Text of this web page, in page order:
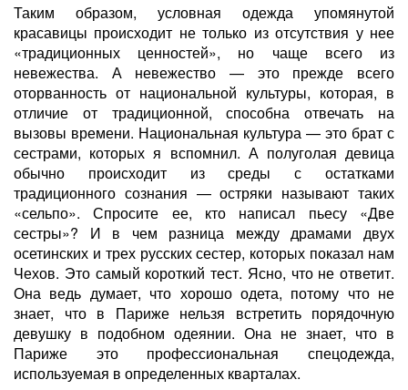
Таким образом, условная одежда упомянутой
красавицы происходит не только из отсутствия у нее
«традиционных ценностей», но чаще всего из
невежества. А невежество — это прежде всего
оторванность от национальной культуры, которая, в
отличие от традиционной, способна отвечать на
вызовы времени. Национальная культура — это брат с
сестрами, которых я вспомнил. А полуголая девица
обычно происходит из среды с остатками
традиционного сознания — остряки называют таких
«сельпо». Спросите ее, кто написал пьесу «Две
сестры»? И в чем разница между драмами двух
осетинских и трех русских сестер, которых показал нам
Чехов. Это самый короткий тест. Ясно, что не ответит.
Она ведь думает, что хорошо одета, потому что не
знает, что в Париже нельзя встретить порядочную
девушку в подобном одеянии. Она не знает, что в
Париже это профессиональная спецодежда,
используемая в определенных кварталах.